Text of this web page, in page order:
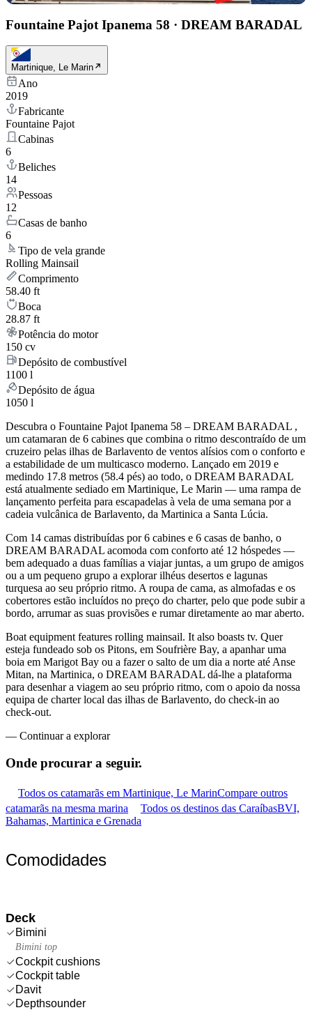
Fountaine Pajot Ipanema 58 · DREAM BARADAL
Martinique, Le Marin
Ano
2019
Fabricante
Fountaine Pajot
Cabinas
6
Beliches
14
Pessoas
12
Casas de banho
6
Tipo de vela grande
Rolling Mainsail
Comprimento
58.40 ft
Boca
28.87 ft
Potência do motor
150 cv
Depósito de combustível
1100 l
Depósito de água
1050 l
Descubra o Fountaine Pajot Ipanema 58 – DREAM BARADAL ,
um catamaran de 6 cabines que combina o ritmo descontraído de um
cruzeiro pelas ilhas de Barlavento de ventos alísios com o conforto e
a estabilidade de um multicasco moderno. Lançado em 2019 e
medindo 17.8 metros (58.4 pés) ao todo, o DREAM BARADAL
está atualmente sediado em Martinique, Le Marin — uma rampa de
lançamento perfeita para escapadelas à vela de uma semana por a
cadeia vulcânica de Barlavento, da Martinica a Santa Lúcia.
Com 14 camas distribuídas por 6 cabines e 6 casas de banho, o
DREAM BARADAL acomoda com conforto até 12 hóspedes —
bem adequado a duas famílias a viajar juntas, a um grupo de amigos
ou a um pequeno grupo a explorar ilhéus desertos e lagunas
turquesa ao seu próprio ritmo. A roupa de cama, as almofadas e os
cobertores estão incluídos no preço do charter, pelo que pode subir a
bordo, arrumar as suas provisões e rumar diretamente ao mar aberto.
Boat equipment features rolling mainsail. It also boasts tv. Quer
esteja fundeado sob os Pitons, em Soufrière Bay, a apanhar uma
boia em Marigot Bay ou a fazer o salto de um dia a norte até Anse
Mitan, na Martinica, o DREAM BARADAL dá-lhe a plataforma
para desenhar a viagem ao seu próprio ritmo, com o apoio da nossa
equipa de charter local das ilhas de Barlavento, do check-in ao
check-out.
— Continuar a explorar
Onde procurar a seguir.
Todos os catamarãs em Martinique, Le MarinCompare outros
catamarãs na mesma marina
Todos os destinos das CaraíbasBVI,
Bahamas, Martinica e Grenada
Comodidades
Deck
Bimini
Bimini top
Cockpit cushions
Cockpit table
Davit
Depthsounder